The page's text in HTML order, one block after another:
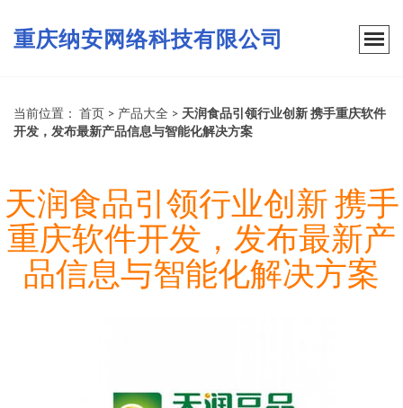
重庆纳安网络科技有限公司
当前位置： 首页 > 产品大全 > 天润食品引领行业创新 携手重庆软件
开发，发布最新产品信息与智能化解决方案
天润食品引领行业创新 携手
重庆软件开发，发布最新产
品信息与智能化解决方案